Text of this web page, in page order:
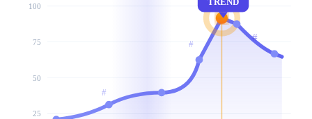
25
50
75
100
#
#
#